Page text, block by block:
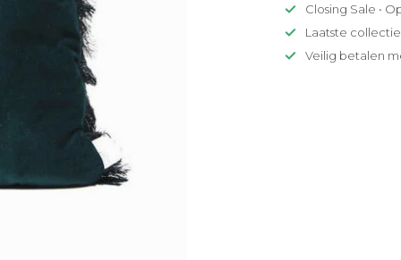
Closing Sale •
Laatste
Veilig betalen